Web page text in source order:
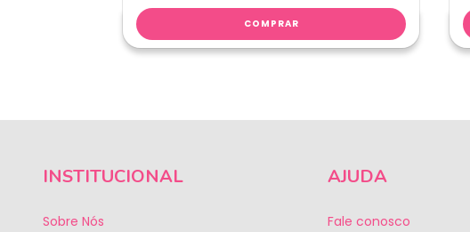
INSTITUCIONAL
Sobre Nós
AJUDA
Fale conosco